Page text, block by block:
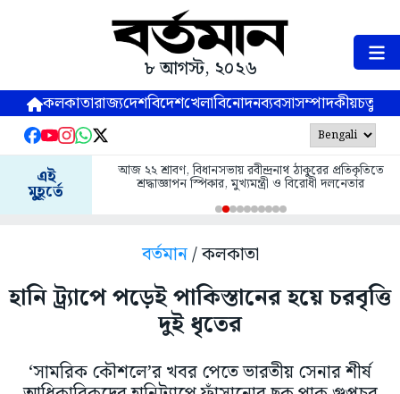
৮ আগস্ট, ২০২৬
কলকাতারাজ্যদেশবিদেশখেলাবিনোদনব্যবসাসম্পাদকীয়
এই
মুহূর্তে
আজ ২২ শ্রাবণ, বিধানসভায় রবীন্দ্রনাথ ঠাকুরের প্রতিকৃতিতে
শ্রদ্ধাজ্ঞাপন স্পিকার, মুখ্যমন্ত্রী ও বিরোধী দলনেতার
বর্তমান/ কলকাতা
হানি ট্র্যাপে পড়েই পাকিস্তানের হয়ে চরবৃত্তি
দুই ধৃতের
‘সামরিক কৌশলে’র খবর পেতে ভারতীয় সেনার শীর্ষ